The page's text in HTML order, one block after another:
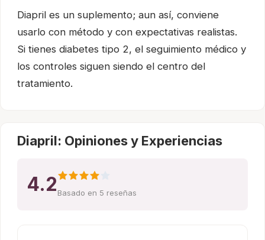
Diapril es un suplemento; aun así, conviene
usarlo con método y con expectativas realistas.
Si tienes diabetes tipo 2, el seguimiento médico y
los controles siguen siendo el centro del
tratamiento.
Diapril: Opiniones y Experiencias
4.2Basado en 5 reseñas